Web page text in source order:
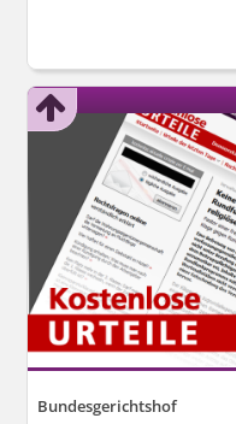
Bundesgerichtshof